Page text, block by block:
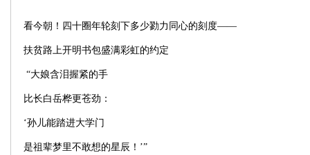
看今朝！四十圈年轮刻下多少勠力同心的刻度——
扶贫路上开明书包盛满彩虹的约定
“大娘含泪握紧的手
比长白岳桦更苍劲：
‘孙儿能踏进大学门
是祖辈梦里不敢想的星辰！’”